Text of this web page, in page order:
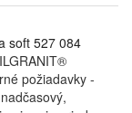
soft 527 084
požiadavky -